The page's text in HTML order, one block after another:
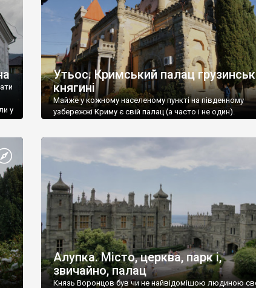
у
Утьос. Кримський палац
княгині
Майже у кожному населеному пункті на південному
узбережжі Криму є свій палац (а часто і не один).
Алупка. Місто, церква, парк і,
звичайно, палац
Князь Воронцов був чи не найвідомішою людиною